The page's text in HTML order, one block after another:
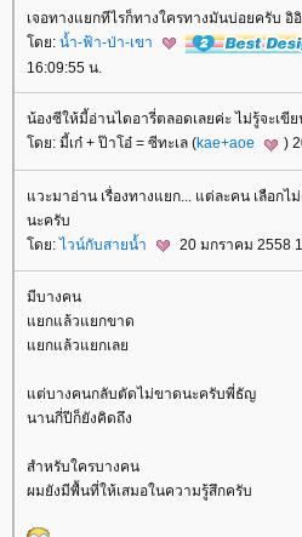
เจอทางแยกทีไรก็ทางใครทางมันบ่อยครับ อิอิ
ดย: น้ำ-ฟ้า-ป่า-เขา
16:09:55 น.
น้องซีให้มี้อ่านไดอารี่ตลอดเลยค่ะ ไม่รู้จะเขี
ดย: มี้เก๋ + ป๊าโอ๋ = ซีทะเล (kae+aoe )
วะมาอ่าน เรื่องทางแยก... แต่ละคน เลือกไ
นะครับ
ดย:ไวน์กับสายน้ำ 20 มกราคม 2558
มีบางคน
กแล้วแยกขาด
กแล้วแยกเล
ต่บางคนกลับตัดไม่ขาดนะครับพี่ธัญ
นานกี่ปีก็ยังคิดถึง
สำหรับใครบางคน
ผมยังมีพื้นที่ให้เสมอในความรู้สึกครับ